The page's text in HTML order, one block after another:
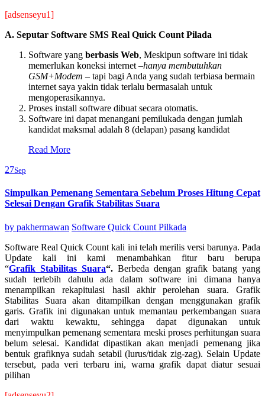
[adsenseyu1]
A. Seputar Software SMS Real Quick Count Pilada
Software yang berbasis Web, Meskipun software ini tidak
memerlukan koneksi internet –hanya membutuhkan
GSM+Modem – tapi bagi Anda yang sudah terbiasa bermain
internet saya yakin tidak terlalu bermasalah untuk
mengoperasikannya.
Proses install software dibuat secara otomatis.
Software ini dapat menangani pemilukada dengan jumlah
kandidat maksmal adalah 8 (delapan) pasang kandidat
Read More
27Sep
Simpulkan Pemenang Sementara Sebelum Proses Hitung Cepat
Selesai Dengan Grafik Stabilitas Suara
by pakhermawan Software Quick Count Pilkada
Software Real Quick Count kali ini telah merilis versi barunya. Pada
Update kali ini kami menambahkan fitur baru berupa
“Grafik Stabilitas Suara“. Berbeda dengan grafik batang yang
sudah terlebih dahulu ada dalam software ini dimana hanya
menampilkan rekapitulasi hasil akhir perolehan suara. Grafik
Stabilitas Suara akan ditampilkan dengan menggunakan grafik
garis. Grafik ini digunakan untuk memantau perkembangan suara
dari waktu kewaktu, sehingga dapat digunakan untuk
menyimpulkan pemenang sementara meski proses perhitungan suara
belum selesai. Kandidat dipastikan akan menjadi pemenang jika
bentuk grafiknya sudah setabil (lurus/tidak zig-zag). Selain Update
tersebut, pada veri terbaru ini, warna grafik dapat diatur sesuai
pilihan